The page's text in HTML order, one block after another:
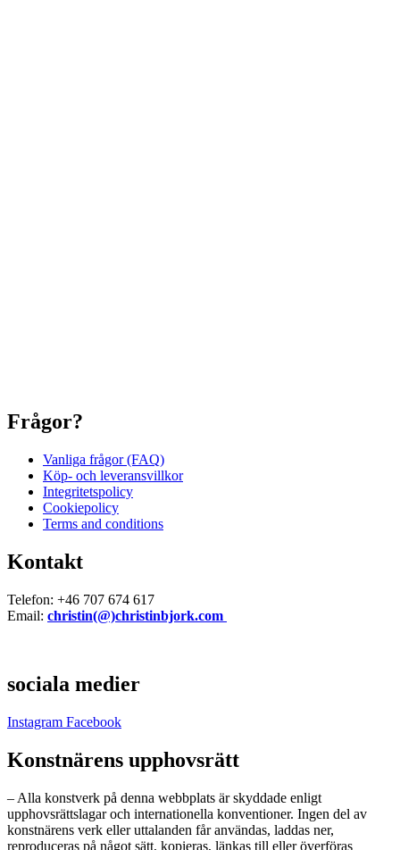
Frågor?
Vanliga frågor (FAQ)
Köp- och leveransvillkor
Integritetspolicy
Cookiepolicy
Terms and conditions
Kontakt
Telefon: +46 707 674 617
Email: christin(@)christinbjork.com
sociala medier
Instagram Facebook
Konstnärens upphovsrätt
– Alla konstverk på denna webbplats är skyddade enligt
upphovsrättslagar och internationella konventioner. Ingen del av
konstnärens verk eller uttalanden får användas, laddas ner,
reproduceras på något sätt, kopieras, länkas till eller överföras